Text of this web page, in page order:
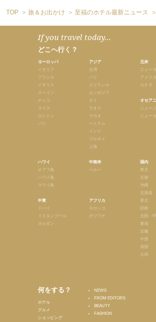
TOP 旅＆お出かけ 至福のホテル最新ニュース
If you travel today...
どこへ行く？
ヨーロッパ
イタリア
フランス
イギリス
スペイン
チェコ
スイス
ロンドン
パリ
ハワイ
オアフ島
ハワイ島
マウイ島
中東
ドバイ
イスタンブール
ヨルダン
アジア
台湾
バリ
スリランカ
カンボジア
タイ
ラオス
マカオ
ベトナム
インド
ブルネイ
上海
中南米
ペルー
アフリカ
モロッコ
ボツワナ
北米
ニュー
アメリカ
カナダ
オセア
ニュー
ニュー
国内
東京
京都
沖縄
北海道
東北
関東
北陸・
東海
近畿
中国
四国
九州
何をする？
ホテル
グルメ
ショッピング
NEWS
FROM EDITORS
BEAUTY
FASHION